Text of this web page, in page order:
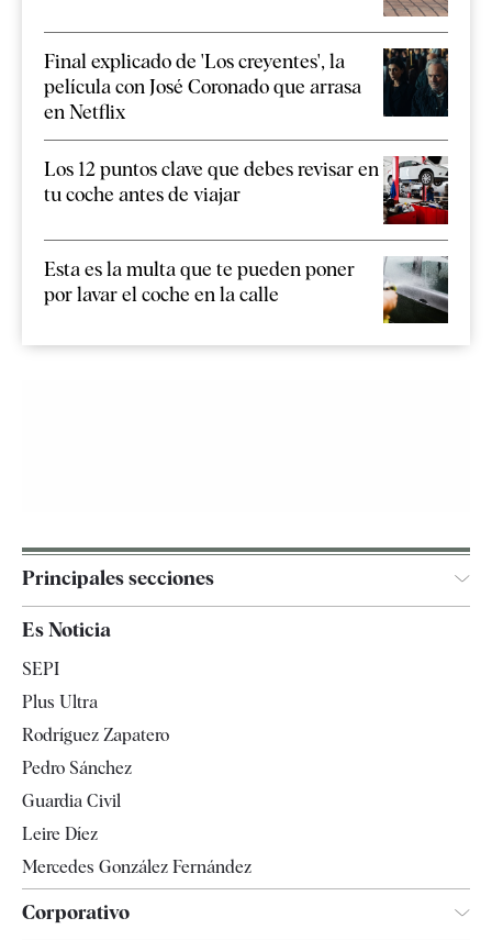
Final explicado de 'Los creyentes', la
película con José Coronado que arrasa
en Netflix
Los 12 puntos clave que debes revisar en
tu coche antes de viajar
Esta es la multa que te pueden poner
por lavar el coche en la calle
Principales secciones
España
Televisión
Es Noticia
SEPI
Plus Ultra
Rodríguez Zapatero
Pedro Sánchez
Guardia Civil
Leire Díez
Mercedes González Fernández
Corporativo